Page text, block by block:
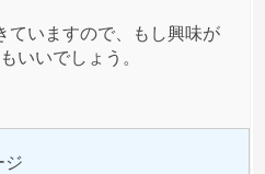
ていますので、もし興味が
いいでしょう。
ジ